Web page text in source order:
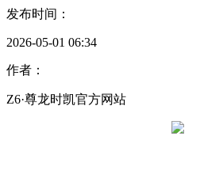
发布时间：
2026-05-01 06:34
作者：
Z6·尊龙时凯官方网站